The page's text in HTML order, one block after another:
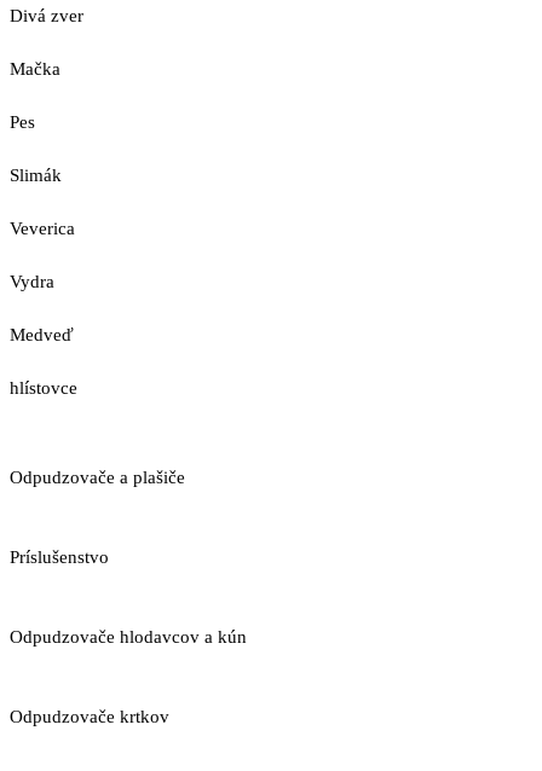
Divá zver
Mačka
Pes
Slimák
Veverica
Vydra
Medveď
hlístovce
Odpudzovače a plašiče
Príslušenstvo
Odpudzovače hlodavcov a kún
Odpudzovače krtkov